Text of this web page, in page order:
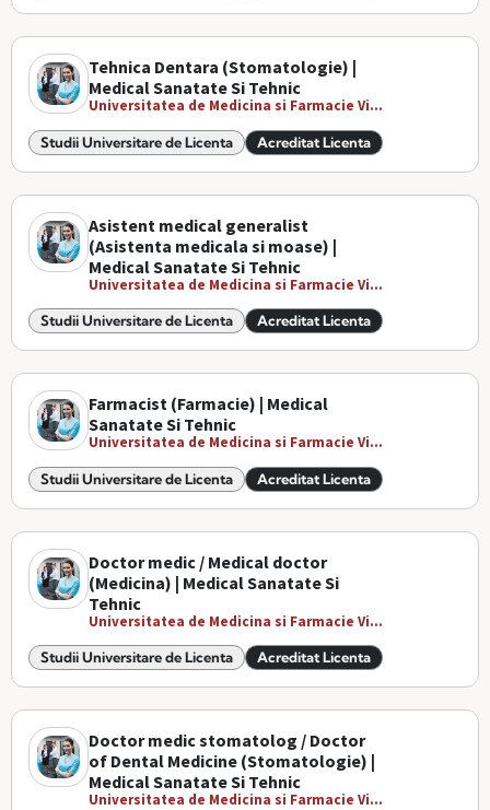
Tehnica Dentara (Stomatologie) |
Medical Sanatate Si Tehnic
Universitatea de Medicina si Farmacie Vi...
Studii Universitare de Licenta Acreditat Licenta
Asistent medical generalist
(Asistenta medicala si moase) |
Medical Sanatate Si Tehnic
Universitatea de Medicina si Farmacie Vi...
Studii Universitare de Licenta Acreditat Licenta
Farmacist (Farmacie) | Medical
Sanatate Si Tehnic
Universitatea de Medicina si Farmacie Vi...
Studii Universitare de Licenta Acreditat Licenta
Doctor medic / Medical doctor
(Medicina) | Medical Sanatate Si
Tehnic
Universitatea de Medicina si Farmacie Vi...
Studii Universitare de Licenta Acreditat Licenta
Doctor medic stomatolog / Doctor
of Dental Medicine (Stomatologie) |
Medical Sanatate Si Tehnic
Universitatea de Medicina si Farmacie Vi...